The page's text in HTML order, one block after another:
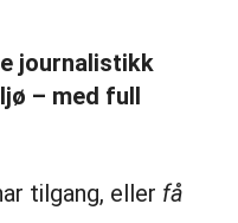
journalistikk
– med full
tilgang, eller få